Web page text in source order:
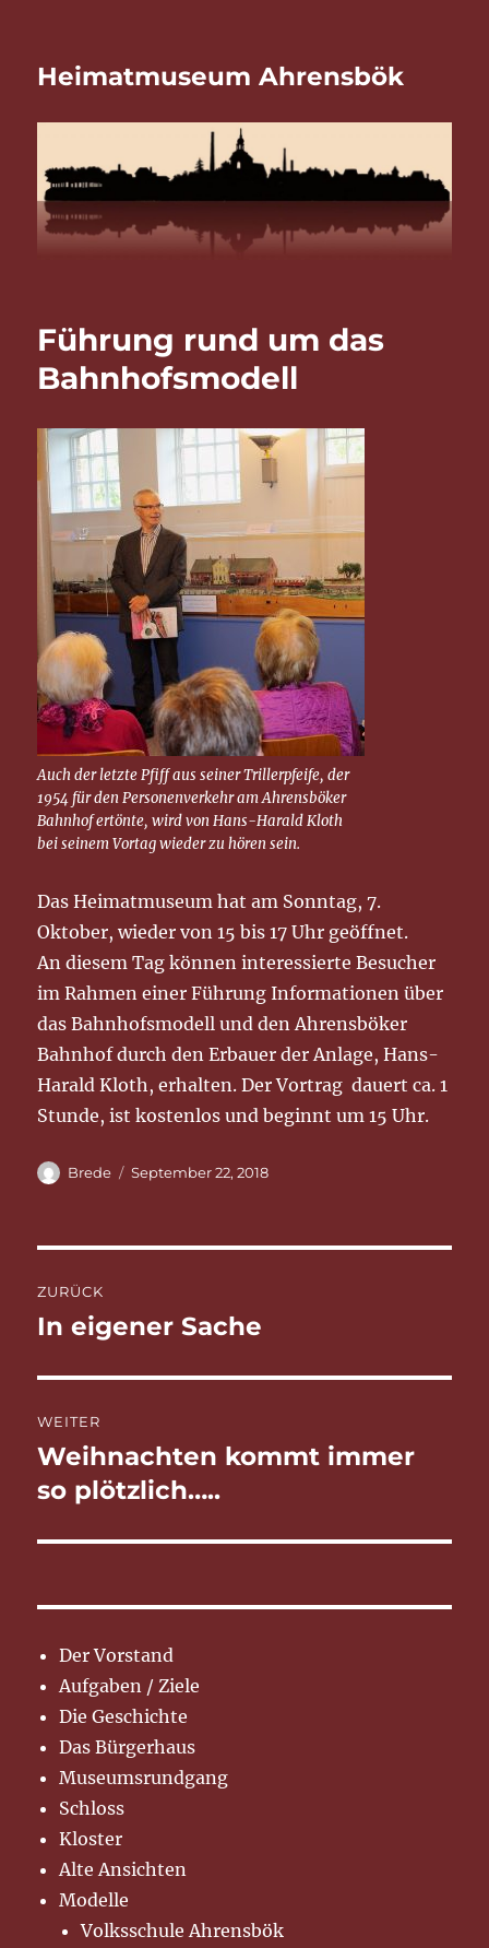
Heimatmuseum Ahrensbök
Führung rund um das
Bahnhofsmodell
Auch der letzte Pfiff aus seiner Trillerpfeife, der
1954 für den Personenverkehr am Ahrensböker
Bahnhof ertönte, wird von Hans-Harald Kloth
bei seinem Vortag wieder zu hören sein.
Das Heimatmuseum hat am Sonntag, 7.
Oktober, wieder von 15 bis 17 Uhr geöffnet.
An diesem Tag können interessierte Besucher
im Rahmen einer Führung Informationen über
das Bahnhofsmodell und den Ahrensböker
Bahnhof durch den Erbauer der Anlage, Hans-
Harald Kloth, erhalten. Der Vortrag dauert ca. 1
Stunde, ist kostenlos und beginnt um 15 Uhr.
Autor
Brede
Veröffentlicht
September 22, 2018
ZURÜCK
Vorheriger
In eigener Sache
WEITER
Nächster
Beitrag:
Weihnachten kommt immer
so plötzlich…..
Der Vorstand
Aufgaben / Ziele
Die Geschichte
Das Bürgerhaus
Museumsrundgang
Schloss
Kloster
Alte Ansichten
Modelle
Volksschule Ahrensbök